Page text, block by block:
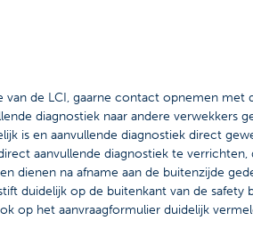
van de LCI, gaarne contact opnemen
diagnostiek naar andere
is en aanvullende diagnostiek direct
aanvullende diagnostiek te verrichten,
dienen na afname aan de buitenzijde
duidelijk op de buitenkant van de safety
op het aanvraagformulier duidelijk